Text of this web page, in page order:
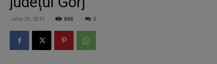
iulie 19, 2019 866 0